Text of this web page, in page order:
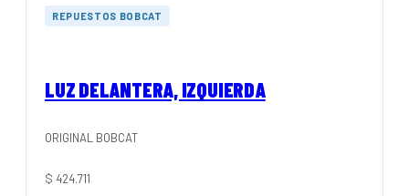
REPUESTOS BOBCAT
LUZ DELANTERA, IZQUIERDA
ORIGINAL BOBCAT
$ 424.711